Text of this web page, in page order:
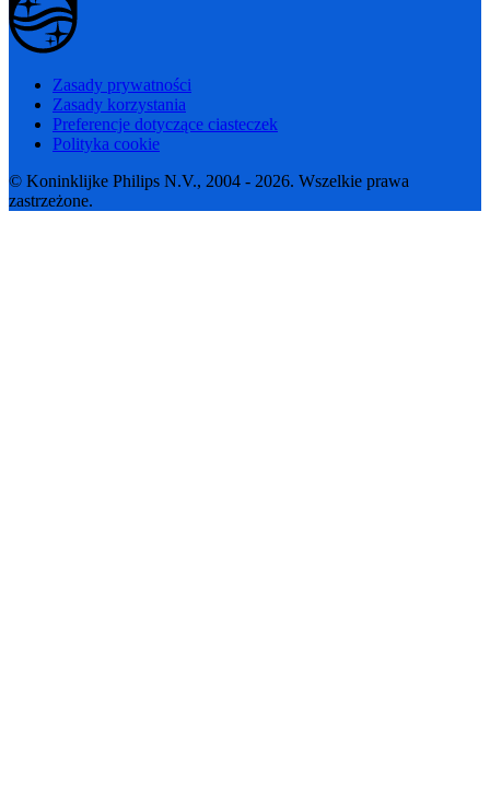
Zasady prywatności
Zasady korzystania
Preferencje dotyczące ciasteczek
Polityka cookie
© Koninklijke Philips N.V., 2004 - 2026. Wszelkie prawa
zastrzeżone.